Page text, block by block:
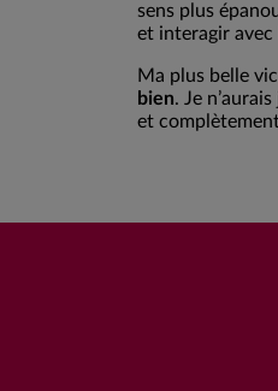
sens plus
et interagir avec
Ma plus belle
bien. Je
et